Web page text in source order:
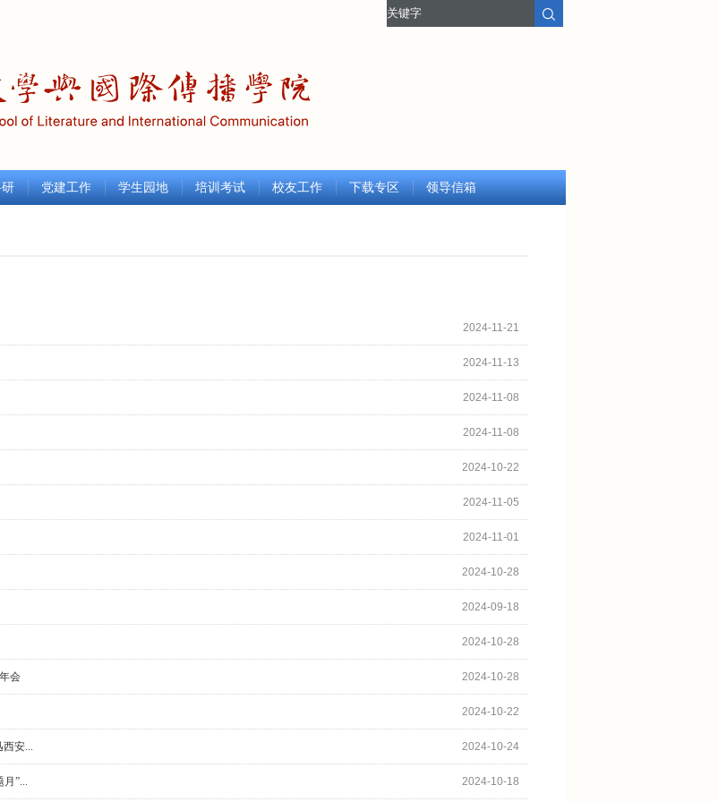
党建工作 学生园地 培训考试 校友工作 下载专区 领导信箱
2024-11-21
2024-11-13
2024-11-08
2024-11-08
2024-10-22
2024-11-05
2024-11-01
2024-10-28
2024-09-18
2024-10-28
2024-10-28
会
2024-10-22
2024-10-24
安...
2024-10-18
”...